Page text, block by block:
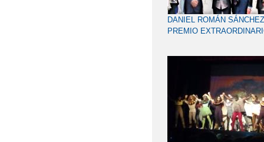
DANIEL ROMÁN
PREMIO